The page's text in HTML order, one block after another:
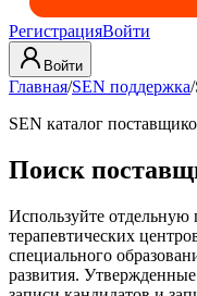
РегистрацияВойти
Войти
Главная/SEN поддержка/
SEN каталог
Поиск
Используйте отдельную
терапевтических
специального
развития.